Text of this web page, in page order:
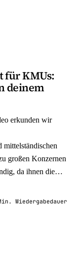
für KMUs:
deinem
erkunden wir
mittelständischen
großen Konzernen
da ihnen die
Wiedergabedauer